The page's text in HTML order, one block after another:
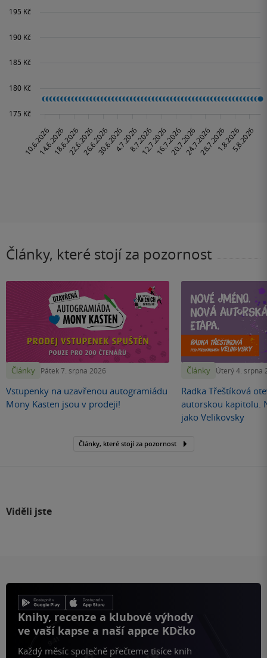
Články, které stojí za pozornost
Články Pátek 7. srpna 2026
Vstupenky na uzavřenou autogramiádu
Mony Kasten jsou v prodeji!
Články Úterý 4. srpna
Radka Třeštíková
autorskou kapitolu.
jako Velikovsky
Články, které stojí za pozornost
Viděli jste
Knihy, recenze a klubové výhody
ve vaší kapse a naší appce KDčko
Každý měsíc společně přečteme tisíce knih